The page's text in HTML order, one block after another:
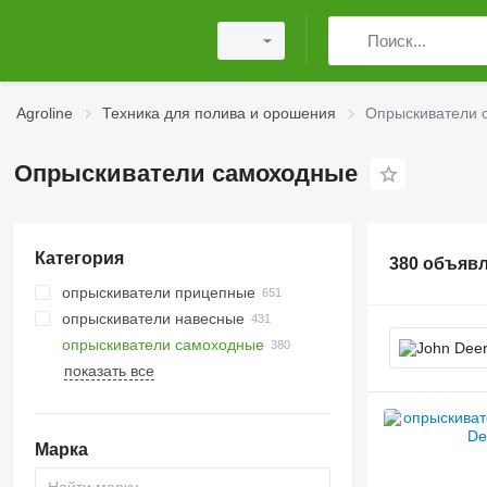
Agroline Техника для полива и орошения Опрыскиватели
Опрыскиватели самоходные
Категория
опрыскиватели прицепные
опрыскиватели навесные
опрыскиватели самоходные
показать все
Марка
380